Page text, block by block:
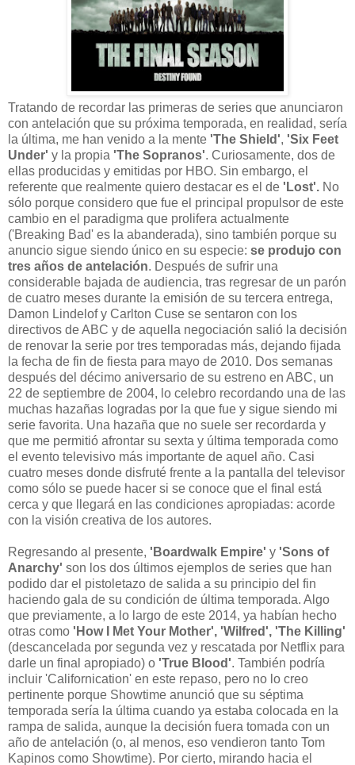
Tratando de recordar las primeras de series que anunciaron
con antelación que su próxima temporada, en realidad, sería
la última, me han venido a la mente 'The Shield', 'Six Feet
Under' y la propia 'The Sopranos'. Curiosamente, dos de
ellas producidas y emitidas por HBO. Sin embargo, el
referente que realmente quiero destacar es el de 'Lost'. No
sólo porque considero que fue el principal propulsor de este
cambio en el paradigma que prolifera actualmente
('Breaking Bad' es la abanderada), sino también porque su
anuncio sigue siendo único en su especie: se produjo con
tres años de antelación. Después de sufrir una
considerable bajada de audiencia, tras regresar de un parón
de cuatro meses durante la emisión de su tercera entrega,
Damon Lindelof y Carlton Cuse se sentaron con los
directivos de ABC y de aquella negociación salió la decisión
de renovar la serie por tres temporadas más, dejando fijada
la fecha de fin de fiesta para mayo de 2010. Dos semanas
después del décimo aniversario de su estreno en ABC, un
22 de septiembre de 2004, lo celebro recordando una de las
muchas hazañas logradas por la que fue y sigue siendo mi
serie favorita. Una hazaña que no suele ser recordarda y
que me permitió afrontar su sexta y última temporada como
el evento televisivo más importante de aquel año. Casi
cuatro meses donde disfruté frente a la pantalla del televisor
como sólo se puede hacer si se conoce que el final está
cerca y que llegará en las condiciones apropiadas: acorde
con la visión creativa de los autores.
Regresando al presente, 'Boardwalk Empire' y 'Sons of
Anarchy' son los dos últimos ejemplos de series que han
podido dar el pistoletazo de salida a su principio del fin
haciendo gala de su condición de última temporada. Algo
que previamente, a lo largo de este 2014, ya habían hecho
otras como 'How I Met Your Mother', 'Wilfred', 'The Killing'
(descancelada por segunda vez y rescatada por Netflix para
darle un final apropiado) o 'True Blood'. También podría
incluir 'Californication' en este repaso, pero no lo creo
pertinente porque Showtime anunció que su séptima
temporada sería la última cuando ya estaba colocada en la
rampa de salida, aunque la decisión fuera tomada con un
año de antelación (o, al menos, eso vendieron tanto Tom
Kapinos como Showtime). Por cierto, mirando hacia el